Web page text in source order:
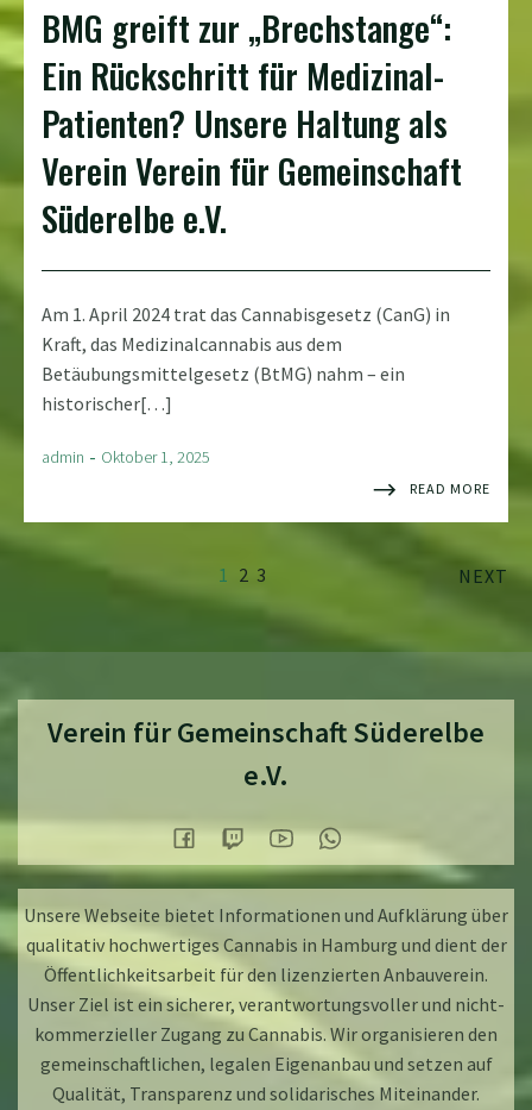
BMG greift zur „Brechstange“:
Ein Rückschritt für Medizinal-
Patienten? Unsere Haltung als
Verein​ Verein für Gemeinschaft
Süderelbe e.V.​
Am 1. April 2024 trat das Cannabisgesetz (CanG) in
Kraft, das Medizinalcannabis aus dem
Betäubungsmittelgesetz (BtMG) nahm – ein
historischer[…]
admin - Oktober 1, 2025
READ MORE
1 2 3 NEXT
Verein für Gemeinschaft Süderelbe
e.V.
Unsere Webseite bietet Informationen und Aufklärung über
qualitativ hochwertiges Cannabis in Hamburg und dient der
Öffentlichkeitsarbeit für den lizenzierten Anbauverein.
Unser Ziel ist ein sicherer, verantwortungsvoller und nicht-
kommerzieller Zugang zu Cannabis. Wir organisieren den
gemeinschaftlichen, legalen Eigenanbau und setzen auf
Qualität, Transparenz und solidarisches Miteinander.